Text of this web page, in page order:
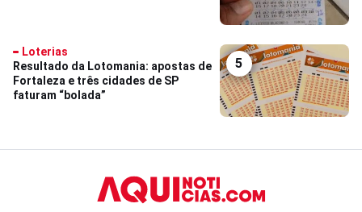
5
Loterias
Resultado da Lotomania: apostas de
Fortaleza e três cidades de SP
faturam “bolada”